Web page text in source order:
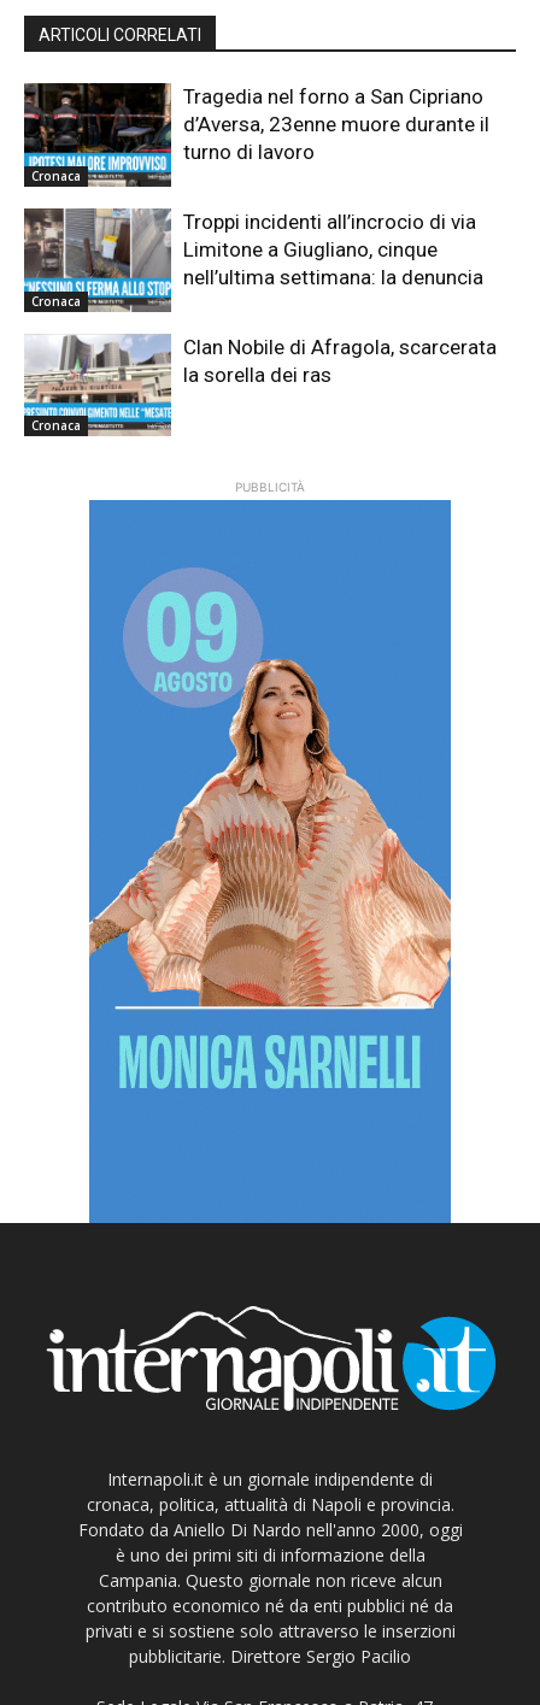
ARTICOLI CORRELATI
Cronaca
Tragedia nel forno a San Cipriano
d’Aversa, 23enne muore durante il
turno di lavoro
Cronaca
Troppi incidenti all’incrocio di via
Limitone a Giugliano, cinque
nell’ultima settimana: la denuncia
Cronaca
Clan Nobile di Afragola, scarcerata
la sorella dei ras
PUBBLICITÀ
Internapoli.it è un giornale indipendente di
cronaca, politica, attualità di Napoli e provincia.
Fondato da Aniello Di Nardo nell'anno 2000, oggi
è uno dei primi siti di informazione della
Campania. Questo giornale non riceve alcun
contributo economico né da enti pubblici né da
privati e si sostiene solo attraverso le inserzioni
pubblicitarie. Direttore Sergio Pacilio